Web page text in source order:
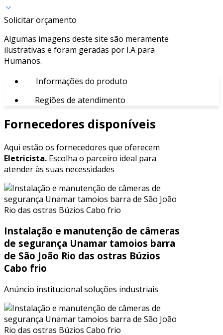
Solicitar orçamento
Algumas imagens deste site são meramente
ilustrativas e foram geradas por I.A para
Humanos.
Informações do produto
Regiões de atendimento
Fornecedores disponíveis
Aqui estão os fornecedores que oferecem
Eletricista. Escolha o parceiro ideal para
atender às suas necessidades
Instalação e manutenção de câmeras
de segurança Unamar tamoios barra
de São João Rio das ostras Búzios
Cabo frio
Anúncio institucional soluções industriais